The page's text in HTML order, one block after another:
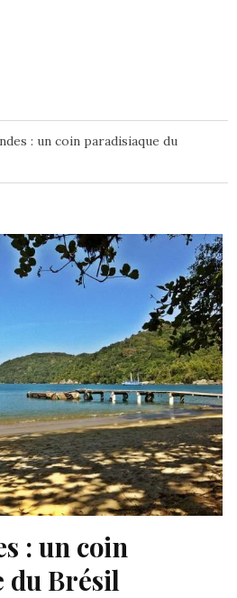
: un coin paradisiaque du
: un coin
du Brésil